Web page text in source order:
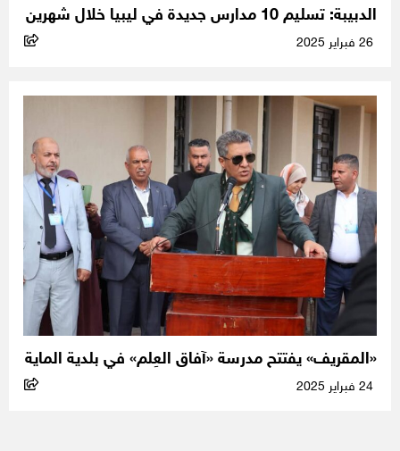
الدبيبة: تسليم 10 مدارس جديدة في ليبيا خلال شهرين
«المقريف» يفتتح مدرسة «آفاق العِلم» في بلدية الماية